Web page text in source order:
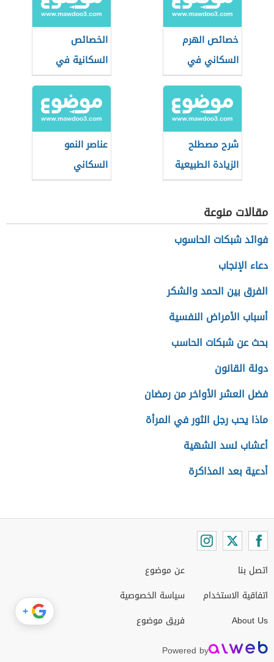
خصائص الهرم
السكاني في
المجتمعات الهرمة
الخصائص
السكانية في
السعودية
شرح مصطلح
الزيادة الطبيعية
في الجغرافيا
عناصر النمو
السكاني
مقالات منوعة
فوائد شبكات الحاسوب
دعاء الإنجاب
الفرق بين الحمد والشكر
أسباب الأمراض النفسية
بحث عن شبكات الحاسب
دولة القانون
فضل العشر الأواخر من رمضان
ماذا يحب رجل الثور في المرأة
أعشاب لسد الشهية
أدعية بعد المذاكرة
اتصل بنا
اتفاقية الاستخدام
About Us
عن موضوع
سياسة الخصوصية
فريق موضوع
Powered by
+